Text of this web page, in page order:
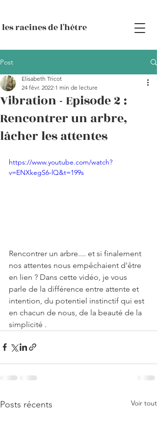
les racines de l'hêtre
Post
Vibration - Episode 2 :
Rencontrer un arbre,
lâcher les attentes
Elisabeth Tricot
24 févr. 2022 1 min de lecture
https://www.youtube.com/watch?
v=ENXkegS6-lQ&t=199s
Rencontrer un arbre.... et si finalement
nos attentes nous empêchaient d'être
en lien ? Dans cette vidéo, je vous
parle de la différence entre attente et
intention, du potentiel instinctif qui est
en chacun de nous, de la beauté de la
simplicité .
Posts récents Voir tout